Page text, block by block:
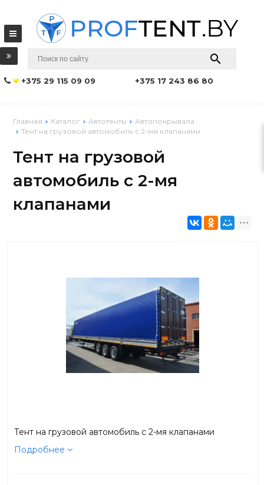
+375 29 115 09 09 +375 17 243 86 80
Главная Каталог Автотенты
Автопокрывала
Тент на грузовой автомобиль с 2-мя клапанами
Тент на грузовой
автомобиль с 2-мя
клапанами
Тент на грузовой автомобиль с 2-мя клапанами
Подробнее